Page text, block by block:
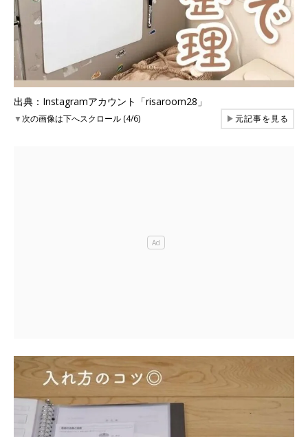
出典：Instagramアカウント「risaroom28」
▼次の画像は下へスクロール (4/6) ▶元記事を見る